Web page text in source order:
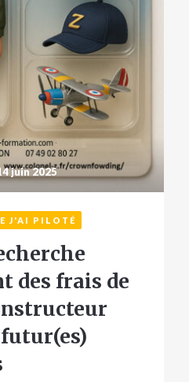
juin 2025
J'AI PILOTÉ
des frais de